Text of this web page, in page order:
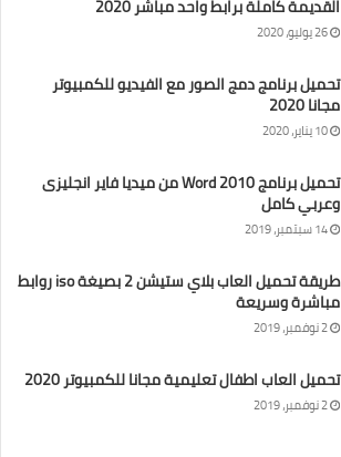
القديمة كاملة برابط واحد مباشر 2020
26 يوليو، 2020
تحميل برنامج دمج الصور مع الفيديو للكمبيوتر
مجانا 2020
10 يناير، 2020
تحميل برنامج Word 2010 من ميديا فاير انجليزى
وعربي كامل
14 سبتمبر، 2019
طريقة تحميل العاب بلاي ستيشن 2 بصيغة iso روابط
مباشرة وسريعة
2 نوفمبر، 2019
تحميل العاب اطفال تعليمية مجانا للكمبيوتر 2020
2 نوفمبر، 2019